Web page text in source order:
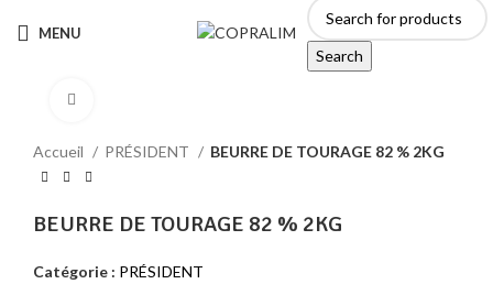
MENU
Search
Accueil PRÉSIDENT BEURRE DE TOURAGE 82 % 2KG
BEURRE DE TOURAGE 82 % 2KG
Catégorie : PRÉSIDENT